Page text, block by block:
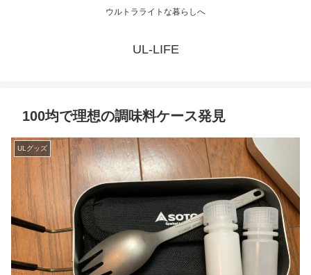
ウルトラライトな暮らしへ
UL-LIFE
100均で理想の調味料ケース発見
ULグッズ